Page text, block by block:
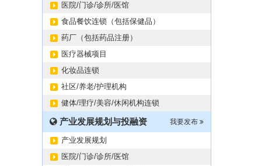
医院/门诊/诊所/医馆
食品餐饮连锁（包括保健品）
药厂（包括药品注册）
医疗器械项目
化妆品连锁
社区/养老/护理机构
健体/理疗/美容/休闲机构连锁
我要发布
产业发展规划与投融资
产业发展规划
医院/门诊/诊所/医馆